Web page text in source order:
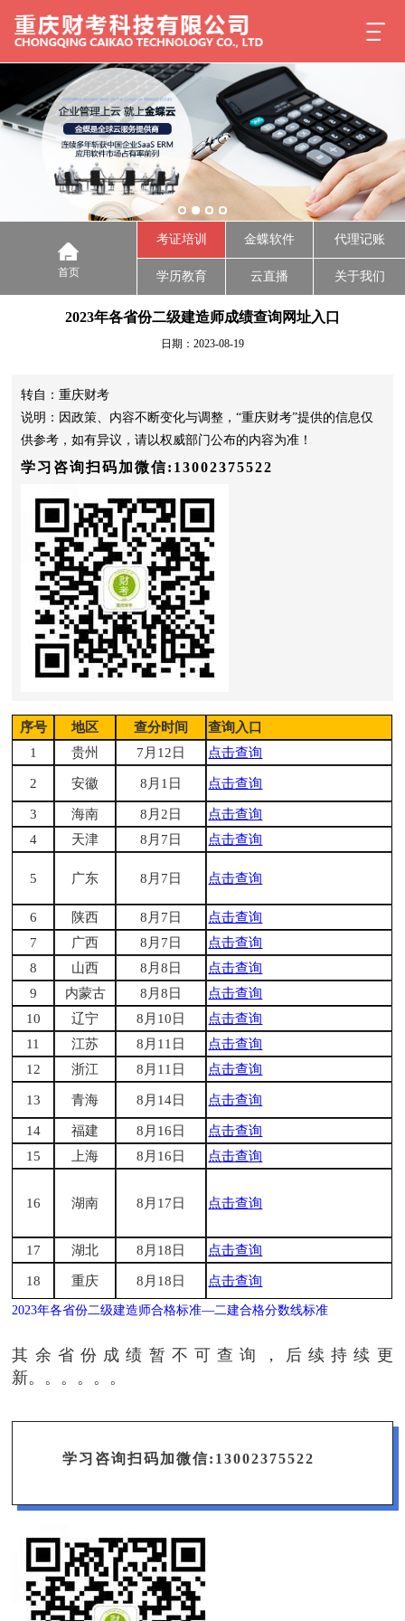
首页
考证培训 金蝶软件 代理记账
学历教育 云直播 关于我们
2023年各省份二级建造师成绩查询网址入口
日期：2023-08-19
转自：重庆财考
说明：因政策、内容不断变化与调整，“重庆财考”提供的信息仅
供参考，如有异议，请以权威部门公布的内容为准！
学习咨询扫码加微信:13002375522
序号 地区 查分时间
查询入口
1
贵州 7月12日 点击查询
2 安徽 8月1日 点击查询
3 海南 8月2日
点击查询
4
天津 8月7日 点击查询
5 广东 8月7日 点击查询
6 陕西 8月7日
点击查询
7
广西 8月7日
点击查询
8
山西 8月8日
点击查询
9
内蒙古 8月8日
点击查询
10
辽宁 8月10日
点击查询
11
江苏 8月11日
点击查询
12
浙江 8月11日 点击查询
13 青海 8月14日 点击查询
14 福建 8月16日
点击查询
15
上海 8月16日 点击查询
16 湖南 8月17日 点击查询
17 湖北 8月18日 点击查询
18 重庆 8月18日 点击查询
2023年各省份二级建造师合格标准—二建合格分数线标准
其余省份成绩暂不可查询，后续持续更
新。。。。。。
学习咨询扫码加微信:13002375522